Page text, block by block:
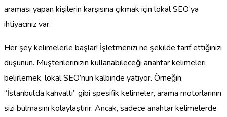
araması yapan kişilerin karşısına çıkmak için lokal SEO’ya
ihtiyacınız var.
Her şey kelimelerle başlar! İşletmenizi ne şekilde tarif ettiğinizi
düşünün. Müşterilerinizin kullanabileceği anahtar kelimeleri
belirlemek, lokal SEO’nun kalbinde yatıyor. Örneğin,
“İstanbul’da kahvaltı” gibi spesifik kelimeler, arama motorlarının
sizi bulmasını kolaylaştırır. Ancak, sadece anahtar kelimelerde